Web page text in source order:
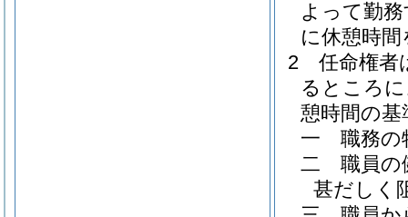
よって勤
に休憩時
2
任命権者
るところ
憩時間の
一
職務の
二
職員の
甚だしく